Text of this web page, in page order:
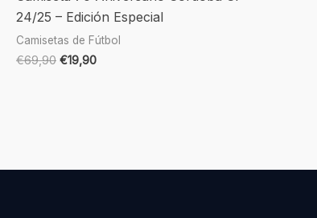
24/25 – Edición Especial
Camisetas de Fútbol
€69,90 €19,90